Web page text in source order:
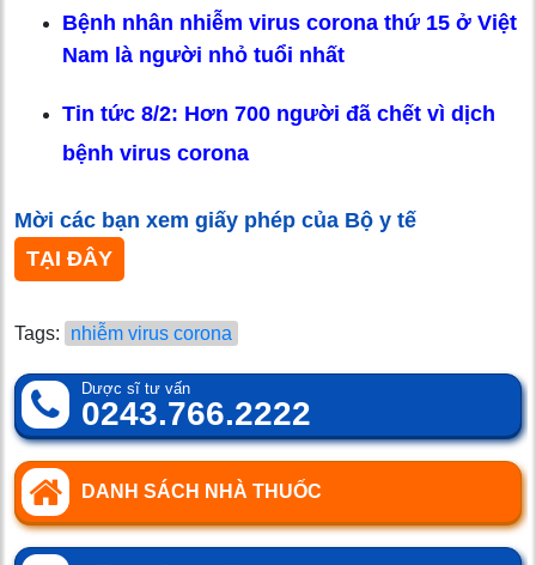
Bệnh nhân nhiễm virus corona thứ 15 ở Việt
Nam là người nhỏ tuổi nhất
Tin tức 8/2: Hơn 700 người đã chết vì dịch
bệnh virus corona
Mời các bạn xem giấy phép của Bộ y tế
TẠI ĐÂY
Tags: nhiễm virus corona
Dược sĩ tư vấn
0243.766.2222
DANH SÁCH NHÀ THUỐC